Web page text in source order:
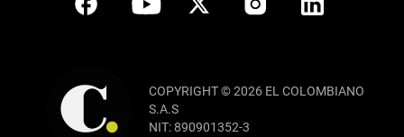
COPYRIGHT © 2026 EL COLOMBIANO
S.A.S
NIT: 890901352-3